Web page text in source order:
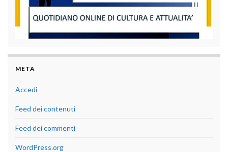
META
Accedi
Feed dei contenuti
Feed dei commenti
WordPress.org